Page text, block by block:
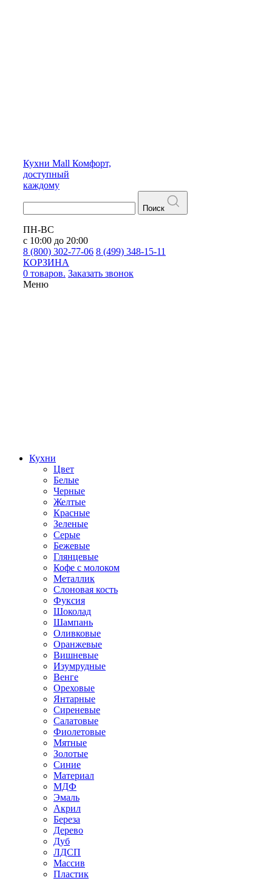
Кухни Mall Комфорт,
доступный
каждому
Поиск
ПН-ВС
с 10:00 до 20:00
8 (800) 302-77-06 8 (499) 348-15-11
КОРЗИНА
0 товаров. Заказать звонок
Меню
Кухни
Цвет
Белые
Черные
Желтые
Красные
Зеленые
Серые
Бежевые
Глянцевые
Кофе с молоком
Металлик
Слоновая кость
Фуксия
Шоколад
Шампань
Оливковые
Оранжевые
Вишневые
Изумрудные
Венге
Ореховые
Янтарные
Сиреневые
Салатовые
Фиолетовые
Мятные
Золотые
Синие
Материал
МДФ
Эмаль
Акрил
Береза
Дерево
Дуб
ЛДСП
Массив
Пластик